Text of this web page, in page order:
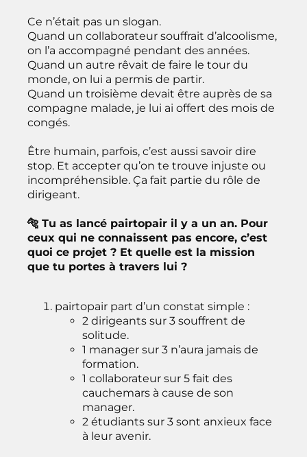
Ce n’était pas un slogan.
Quand un collaborateur souffrait d’alcoolisme,
on l’a accompagné pendant des années.
Quand un autre rêvait de faire le tour du
monde, on lui a permis de partir.
Quand un troisième devait être auprès de sa
compagne malade, je lui ai offert des mois de
congés.
Être humain, parfois, c’est aussi savoir dire
stop. Et accepter qu’on te trouve injuste ou
incompréhensible. Ça fait partie du rôle de
dirigeant.
🐅 Tu as lancé pairtopair il y a un an. Pour
ceux qui ne connaissent pas encore, c’est
quoi ce projet ? Et quelle est la mission
que tu portes à travers lui ?
pairtopair part d’un constat simple :
2 dirigeants sur 3 souffrent de
solitude.
1 manager sur 3 n’aura jamais de
formation.
1 collaborateur sur 5 fait des
cauchemars à cause de son
manager.
2 étudiants sur 3 sont anxieux face
à leur avenir.